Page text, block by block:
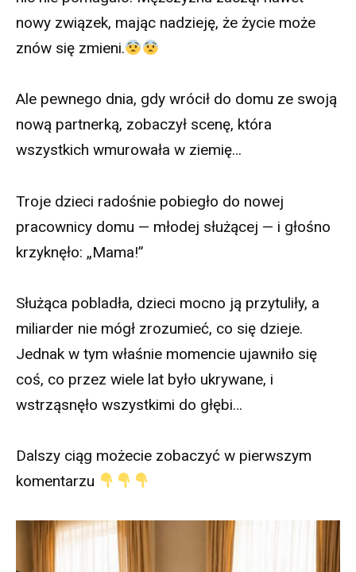
nowy związek, mając nadzieję, że życie może
znów się zmieni.
Ale pewnego dnia, gdy wrócił do domu ze swoją
nową partnerką, zobaczył scenę, która
wszystkich wmurowała w ziemię…
Troje dzieci radośnie pobiegło do nowej
pracownicy domu — młodej służącej — i głośno
krzyknęło: „Mama!”
Służąca pobladła, dzieci mocno ją przytuliły, a
miliarder nie mógł zrozumieć, co się dzieje.
Jednak w tym właśnie momencie ujawniło się
coś, co przez wiele lat było ukrywane, i
wstrząsnęło wszystkimi do głębi…
Dalszy ciąg możecie zobaczyć w pierwszym
komentarzu